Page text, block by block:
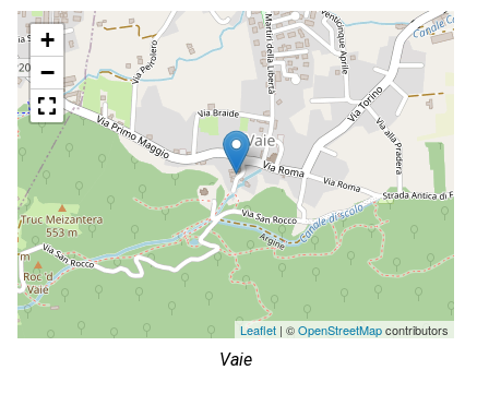
+
−
Leaflet | ©OpenStreetMapcontributors
Vaie